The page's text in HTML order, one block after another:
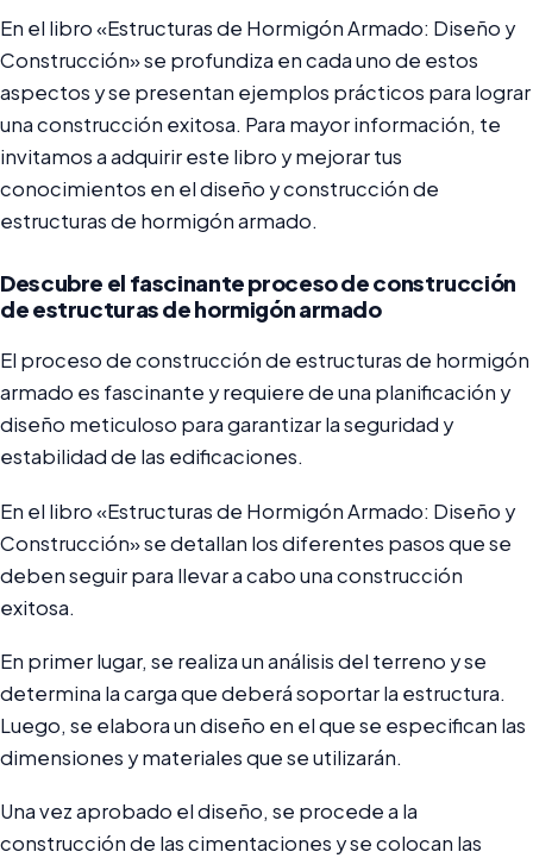
En el libro «Estructuras de Hormigón Armado: Diseño y
Construcción» se profundiza en cada uno de estos
aspectos y se presentan ejemplos prácticos para lograr
una construcción exitosa. Para mayor información, te
invitamos a adquirir este libro y mejorar tus
conocimientos en el diseño y construcción de
estructuras de hormigón armado.
Descubre el fascinante proceso de construcción
de estructuras de hormigón armado
El proceso de construcción de estructuras de hormigón
armado es fascinante y requiere de una planificación y
diseño meticuloso para garantizar la seguridad y
estabilidad de las edificaciones.
En el libro «Estructuras de Hormigón Armado: Diseño y
Construcción» se detallan los diferentes pasos que se
deben seguir para llevar a cabo una construcción
exitosa.
En primer lugar, se realiza un análisis del terreno y se
determina la carga que deberá soportar la estructura.
Luego, se elabora un diseño en el que se especifican las
dimensiones y materiales que se utilizarán.
Una vez aprobado el diseño, se procede a la
construcción de las cimentaciones y se colocan las